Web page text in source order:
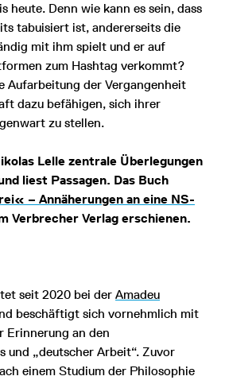
heute. Denn wie kann es sein, dass
tabuisiert ist, andererseits die
mit ihm spielt und er auf
zum Hashtag verkommt?
Aufarbeitung der Vergangenheit
dazu befähigen, sich ihrer
zu stellen.
Lelle zentrale Überlegungen
liest Passagen. Das Buch
– Annäherungen an eine NS-
Verbrecher Verlag erschienen.
seit 2020 bei der Amadeu
beschäftigt sich vornehmlich mit
Erinnerung an den
und „deutscher Arbeit“. Zuvor
einem Studium der Philosophie